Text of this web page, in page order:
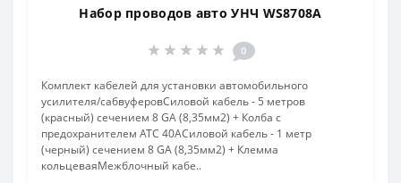
Набор проводов авто УНЧ WS8708A
0
Комплект кабелей для установки автомобильного
усилителя/сабвуферовCиловой кабель - 5 метров
(красный) сечением 8 GA (8,35мм2) + Колба с
предохранителем ATC 40АCиловой кабель - 1 метр
(черный) сечением 8 GA (8,35мм2) + Клемма
кольцеваяМежблочный кабе..